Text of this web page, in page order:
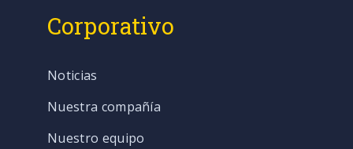
Corporativo
Noticias
Nuestra compañía
Nuestro equipo